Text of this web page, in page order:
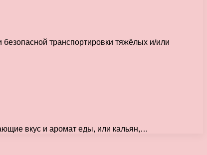
транспортировки тяжёлых и/или
вкус и аромат еды, или кальян,…